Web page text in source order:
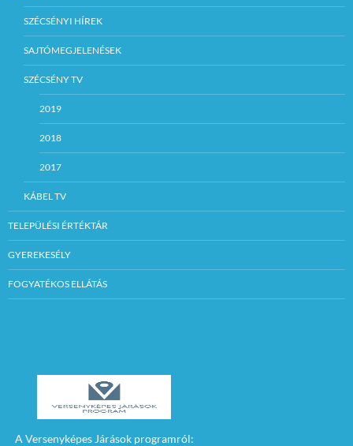
SZÉCSÉNYI HÍREK
SAJTÓMEGJELENÉSEK
SZÉCSÉNY TV
2019
2018
2017
KÁBEL TV
TELEPÜLÉSI ÉRTÉKTÁR
GYEREKESÉLY
FOGYATÉKOS ELLÁTÁS
A Versenyképes Járások programról: